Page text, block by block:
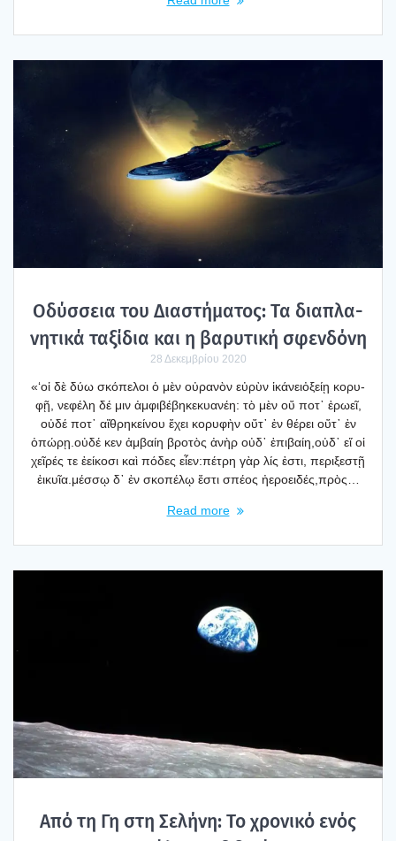
Οδύσ­σεια του Δια­στή­μα­τος: Τα δια­πλα­
νη­τι­κά ταξί­δια και η βαρυ­τι­κή σφεν­δό­νη
28 Δεκεμβρίου 2020
«‘οἱ δὲ δύω σκό­πε­λοι ὁ μὲν οὐρα­νὸν εὐρὺν ἱκά­νειὀξείῃ κορυ­
φῇ, νεφέ­λη δέ μιν ἀμφι­βέ­βη­κεκυα­νέη: τὸ μὲν οὔ ποτ᾿ ἐρω­εῖ,
οὐδέ ποτ᾿ αἴθρηκεί­νου ἔχει κορυ­φὴν οὔτ᾿ ἐν θέρει οὔτ᾿ ἐν
ὀπώ­ρῃ.οὐδέ κεν ἀμβαίη βρο­τὸς ἀνὴρ οὐδ᾿ ἐπι­βαίη,οὐδ᾿ εἴ οἱ
χεῖρές τε ἐεί­κο­σι καὶ πόδες εἶεν:πέτρη γὰρ λίς ἐστι, περι­ξε­στῇ
ἐικυ­ῖα.μέσ­σῳ δ᾿ ἐν σκο­πέ­λῳ ἔστι σπέ­ος ἠεροει­δές,πρὸς…
Read more
Από τη Γη στη Σελή­νη: Το χρο­νι­κό ενός